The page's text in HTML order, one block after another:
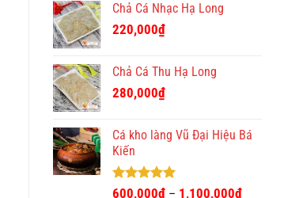
390,000₫. là:
Chả Cá Nhạc Hạ Long
220,000₫
Chả Cá Thu Hạ Long
280,000₫
Cá kho làng Vũ Đại Hiệu Bá
Kiến
Được xếp
600,000₫ – 1,100,000₫